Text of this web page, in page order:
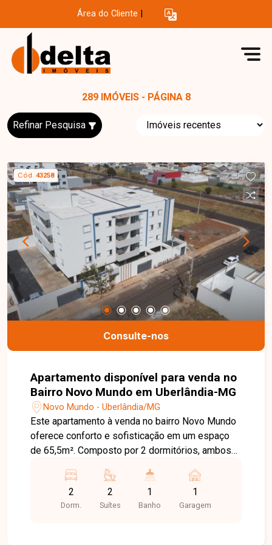
Área do Cliente
289 IMÓVEIS - PÁGINA 8
Refinar Pesquisa
Cód. 43258
Consulte-nos
Apartamento disponível para venda no
Bairro Novo Mundo em Uberlândia-MG
Novo Mundo - Uberlândia/MG
Este apartamento à venda no bairro Novo Mundo
oferece conforto e sofisticação em um espaço
de 65,5m². Composto por 2 dormitórios, ambos
para quem valoriza praticidade e privacidade. O
acabamento é de alto padrão, contando com piso
em porcelanato 84x84, pedras em granito e
2
Dorm.
2
Suítes
1
Banho
1
Garagem